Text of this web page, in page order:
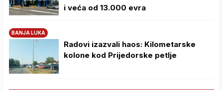
i veća od 13.000 evra
BANJA LUKA
Radovi izazvali haos: Kilometarske
kolone kod Prijedorske petlje